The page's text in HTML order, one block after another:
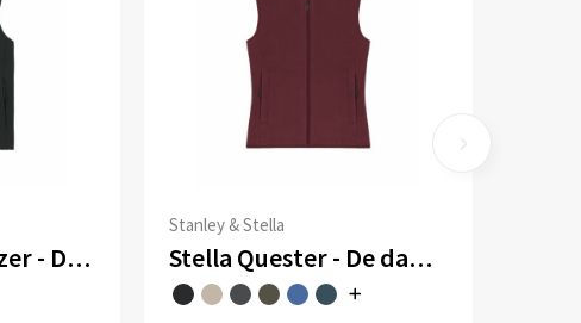
Stanley Trail Blazer - De heren softshell bodywarmer
Stanley & Stella
Stella Quester - De dames fleece bodywarmer